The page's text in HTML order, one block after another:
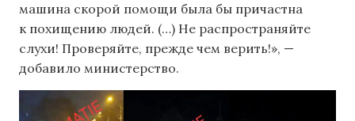
машина скорой помощи была бы причастна
к похищению людей. (…) Не распространяйте
слухи! Проверяйте, прежде чем верить!», —
добавило министерство.